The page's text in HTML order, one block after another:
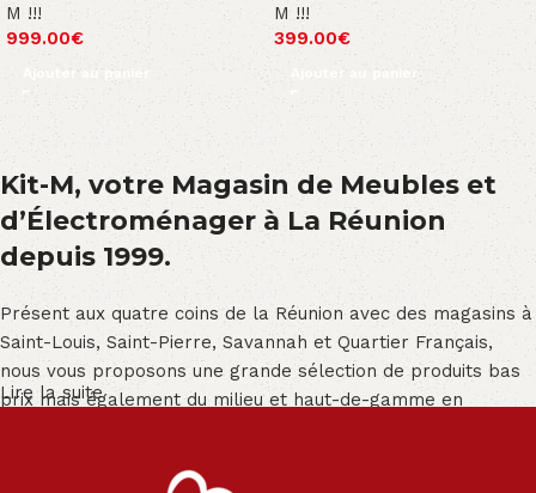
M !!!
999.00€
Ajouter au panier
M !!!
399.00€
Ajouter au panier
Kit-M, votre Magasin de Meubles et
d’Électroménager à La Réunion
depuis 1999.
Présent aux quatre coins de la Réunion avec des magasins à
Saint-Louis, Saint-Pierre, Savannah et Quartier Français,
nous vous proposons une grande sélection de produits bas
prix mais également du milieu et haut-de-gamme en
Salon angle - Salon convertible - Salon relax - Canapé -
Lire la suite